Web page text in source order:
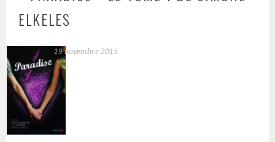
ELKELES
19 novembre 2015